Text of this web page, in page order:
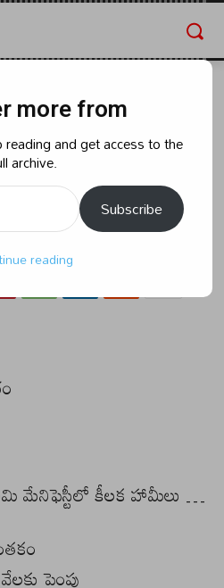
కూటమి
హామీలు …
June 4, 2024 7:08 pm 0
మేనిఫెస్టీలో కీలక హామీలు …
పెంపు
more from
and get access to the
archive.
Subscribe
reading